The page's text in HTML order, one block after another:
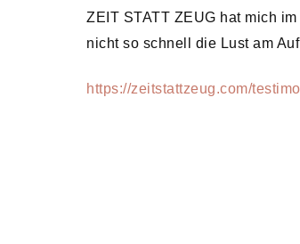
ZEIT STATT ZEUG hat mich
nicht so schnell die Lust am
https://zeitstattzeug.com/